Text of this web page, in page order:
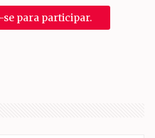
para participar.